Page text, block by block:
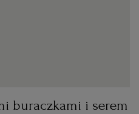
buraczkami i serem